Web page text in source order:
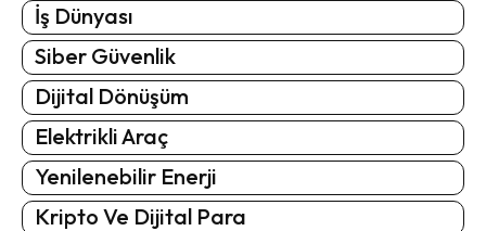
İş Dünyası
Siber Güvenlik
Dijital Dönüşüm
Elektrikli Araç
Yenilenebilir Enerji
Kripto Ve Dijital Para